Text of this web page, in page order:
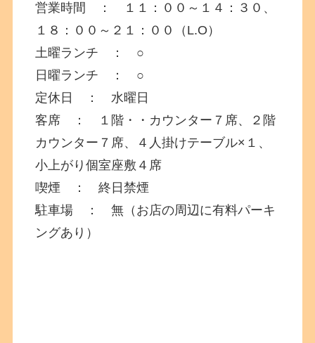
営業時間 ： １１：００～１４：３０、
１８：００～２１：００（L.O）
土曜ランチ ： ○
日曜ランチ ： ○
定休日 ： 水曜日
客席 ： １階・・カウンター７席、２階
カウンター７席、４人掛けテーブル×１、
小上がり個室座敷４席
喫煙 ： 終日禁煙
駐車場 ： 無（お店の周辺に有料パーキ
ングあり）